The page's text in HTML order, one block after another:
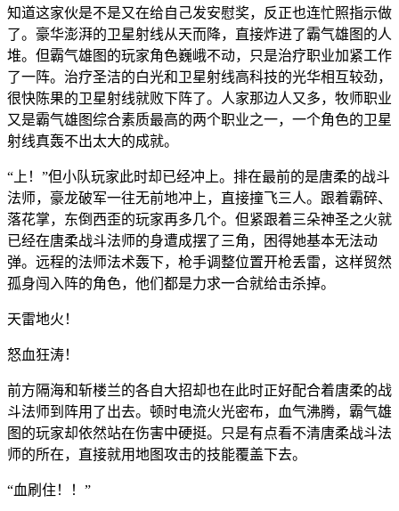
知道这家伙是不是又在给自己发安慰奖，反正也连忙照指示做
了。豪华澎湃的卫星射线从天而降，直接炸进了霸气雄图的人
堆。但霸气雄图的玩家角色巍峨不动，只是治疗职业加紧工作
了一阵。治疗圣洁的白光和卫星射线高科技的光华相互较劲，
很快陈果的卫星射线就败下阵了。人家那边人又多，牧师职业
又是霸气雄图综合素质最高的两个职业之一，一个角色的卫星
射线真轰不出太大的成就。
“上！”但小队玩家此时却已经冲上。排在最前的是唐柔的战斗
法师，豪龙破军一往无前地冲上，直接撞飞三人。跟着霸碎、
落花掌，东倒西歪的玩家再多几个。但紧跟着三朵神圣之火就
已经在唐柔战斗法师的身遭成摆了三角，困得她基本无法动
弹。远程的法师法术轰下，枪手调整位置开枪丢雷，这样贸然
孤身闯入阵的角色，他们都是力求一合就给击杀掉。
天雷地火！
怒血狂涛！
前方隔海和斩楼兰的各自大招却也在此时正好配合着唐柔的战
斗法师到阵用了出去。顿时电流火光密布，血气沸腾，霸气雄
图的玩家却依然站在伤害中硬挺。只是有点看不清唐柔战斗法
师的所在，直接就用地图攻击的技能覆盖下去。
“血刷住！！”